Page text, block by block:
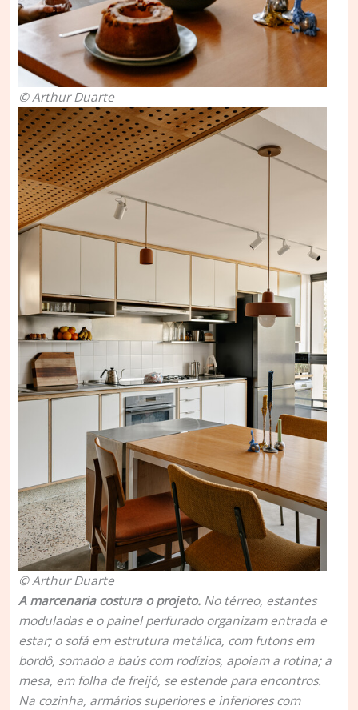
© Arthur Duarte
© Arthur Duarte
A marcenaria costura o projeto. No térreo, estantes
moduladas e o painel perfurado organizam entrada e
estar; o sofá em estrutura metálica, com futons em
bordô, somado a baús com rodízios, apoiam a rotina; a
mesa, em folha de freijó, se estende para encontros.
Na cozinha, armários superiores e inferiores com